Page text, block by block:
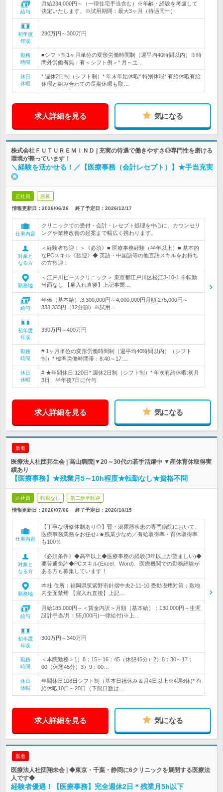
給与
月給234,000円～（一律住宅手当含む）※年齢・経験を考慮して
決定いたします。※試用期間：最大3ヶ月（待遇同一）
初年度
年収
280万円～300万円
勤務
時間
■シフト制1ヶ月単位の変形労働時間制（週平均40時間以内）※時
間外労働有無：有＜シフト例＞* 月～土…
休日
休暇
* 週休2日制（シフト制）* 年末年始休暇* 特別休暇* 有給休暇有給
休暇と組み合わての長期休暇も取…
求人詳細を見る 気になる
株式会社ＦＵＴＵＲＥＭＩＮＤ | 充実の待遇で働きやすさ◎専門性を磨ける
環境が整っています！
＼経験を活かせる！／【医療事務（会計レセプト）】★手当充実
◎
正社員 急募
情報更新日：2026/06/26 終了予定日： 2026/12/17
仕事内容
クリニックでの受付・会計・レセプト処理を中心に、カウンセリ
ングや業務改善の起案まで幅広く携わります。
対象と
なる方
＜経験者歓迎！＞《必須》■ 医療事務経験（半年以上）■ 基本的
なPCスキル《歓迎》◆ 英語・中国語等の他言語スキルをお持ち
の方歓迎！
勤務地
＜江戸川ピースクリニック＞ 東京都江戸川区松江3-10-1 ※転勤
当面なし 【雇入れ直後】上記事業…
給与
年俸（基本給）:3,300,000円～4,000,000円月額:275,000円～
333,333円（12分割）※試用…
初年度
年収
330万円～400万円
勤務
時間
# 1ヶ月単位の変形労働時間制（週平均40時間以内）（シフト
制）* 標準労働時間帯：8:40～17:…
休日
休暇
# ★年間休日:120日* 週休2日制（シフト制）* 年次有給休暇:初月
3日、半年後7日に付与
求人詳細を見る 気になる
新着
医療法人社団邦生会 | 高山病院|▼20～30代の若手活躍中 ▼産休育休取得実
績あり
【医療事務】★残業月5～10h程度★転勤なし★資格不問
正社員 転勤なし 第二新卒歓迎
情報更新日：2026/07/06 終了予定日： 2026/10/15
仕事内容
【丁寧な研修体制あり◎】腎・泌尿器疾患の専門病院において、
医療事務業務をお任せ♪★残業少なめ／有給取得率・育休取得率
も100％
対象と
なる方
《必須条件》◆高卒以上◆医療事務の経験(3年以上が望ましい)◆
要普通免許◆PCスキル(Excel、Word)、医療機関での勤務経験が
ある方も募集しています！
勤務地
本社 住所：福岡県筑紫野市針摺中央2-11-10 受動喫煙対策：敷地
内全面禁煙 【雇入れ直後】上記…
給与
月給185,000円～＜賃金内訳＞月額（基本給）：130,000円～生涯
設計手当/月：55,000円(一律給付)※上…
初年度
年収
300万円～340万円
勤務
時間
＜本院勤務＞1）8：15～16：45（休憩45分）2）8：30～17：
00（休憩45分）3）9：00…
休日
休暇
年間休日108日シフト制（基本日祝休み＆月4日以上※4週8休)* 有
給休暇10日～20日（下限日数は…
求人詳細を見る 気になる
新着
医療法人社団翔未会 | ◆東京・千葉・静岡に6クリニックを展開する医療法
人です◆
経験者優遇！【医療事務】完全週休2日＊残業月5h以下